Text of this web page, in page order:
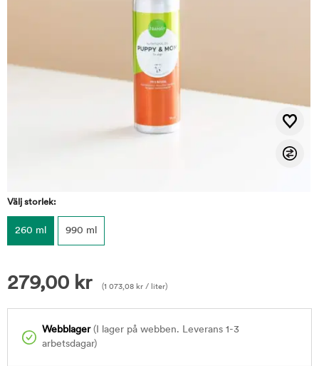
Välj storlek:
260 ml 990 ml
279,00 kr (1 073,08 kr / liter)
Webblager(I lager på webben. Leverans 1-3
arbetsdagar)